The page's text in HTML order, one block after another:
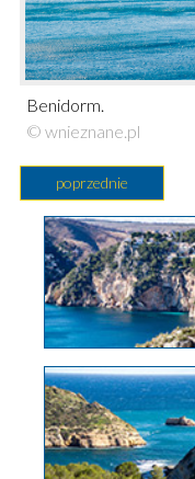
Benidorm.
© wnieznane.pl
poprzednie